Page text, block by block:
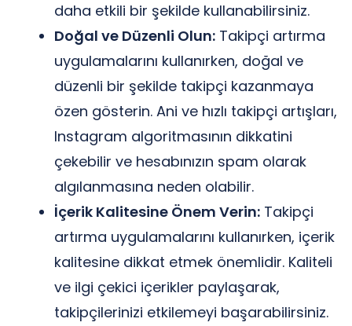
daha etkili bir şekilde kullanabilirsiniz.
Doğal ve Düzenli Olun: Takipçi artırma
uygulamalarını kullanırken, doğal ve
düzenli bir şekilde takipçi kazanmaya
özen gösterin. Ani ve hızlı takipçi artışları,
Instagram algoritmasının dikkatini
çekebilir ve hesabınızın spam olarak
algılanmasına neden olabilir.
İçerik Kalitesine Önem Verin: Takipçi
artırma uygulamalarını kullanırken, içerik
kalitesine dikkat etmek önemlidir. Kaliteli
ve ilgi çekici içerikler paylaşarak,
takipçilerinizi etkilemeyi başarabilirsiniz.